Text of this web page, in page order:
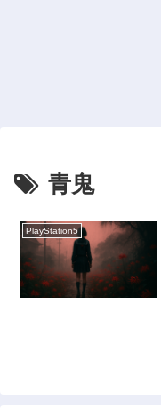
青鬼
PlayStation5